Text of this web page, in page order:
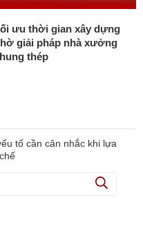
ưu thời gian xây dựng
giải pháp nhà xưởng
thép
tố cần cân nhắc khi lựa